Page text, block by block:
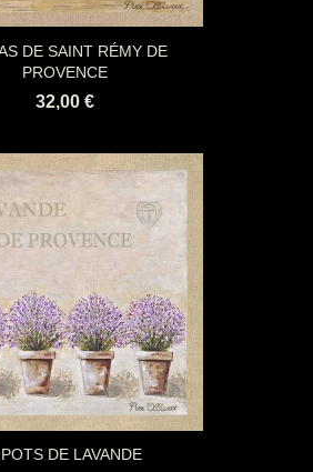
DE SAINT RÉMY DE
PROVENCE
32,00 €
DE LAVANDE